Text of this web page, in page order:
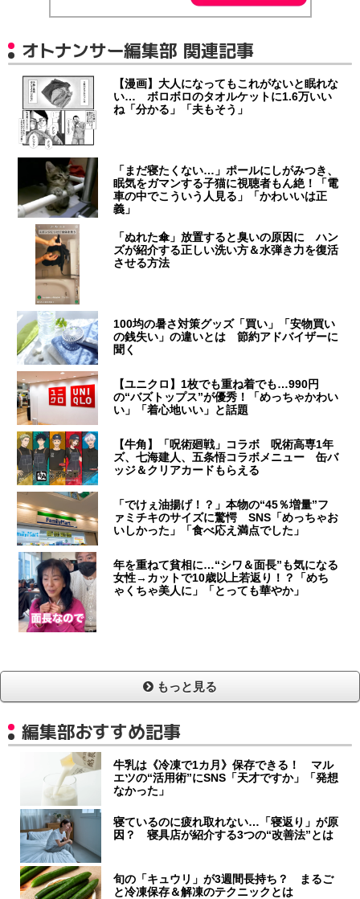
オトナンサー編集部 関連記事
【漫画】大人になってもこれがないと眠れな
い… ボロボロのタオルケットに1.6万いい
ね「分かる」「夫もそう」
「まだ寝たくない…」ポールにしがみつき、
眠気をガマンする子猫に視聴者もん絶！「電
車の中でこういう人見る」「かわいいは正
義」
「ぬれた傘」放置すると臭いの原因に ハン
ズが紹介する正しい洗い方＆水弾き力を復活
させる方法
100均の暑さ対策グッズ「買い」「安物買い
の銭失い」の違いとは 節約アドバイザーに
聞く
【ユニクロ】1枚でも重ね着でも…990円
の“バズトップス”が優秀！「めっちゃかわい
い」「着心地いい」と話題
【牛角】「呪術廻戦」コラボ 呪術高専1年
ズ、七海建人、五条悟コラボメニュー 缶バ
ッジ＆クリアカードもらえる
「でけぇ油揚げ！？」本物の“45％増量”フ
ァミチキのサイズに驚愕 SNS「めっちゃお
いしかった」「食べ応え満点でした」
年を重ねて貧相に…“シワ＆面長”も気になる
女性→カットで10歳以上若返り！？「めち
ゃくちゃ美人に」「とっても華やか」
もっと見る
編集部おすすめ記事
牛乳は《冷凍で1カ月》保存できる！ マル
エツの“活用術”にSNS「天才ですか」「発想
なかった」
寝ているのに疲れ取れない…「寝返り」が原
因？ 寝具店が紹介する3つの“改善法”とは
旬の「キュウリ」が3週間長持ち？ まるご
と冷凍保存＆解凍のテクニックとは